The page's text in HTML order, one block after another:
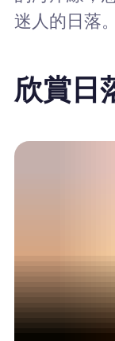
迷人的日落。
欣賞日